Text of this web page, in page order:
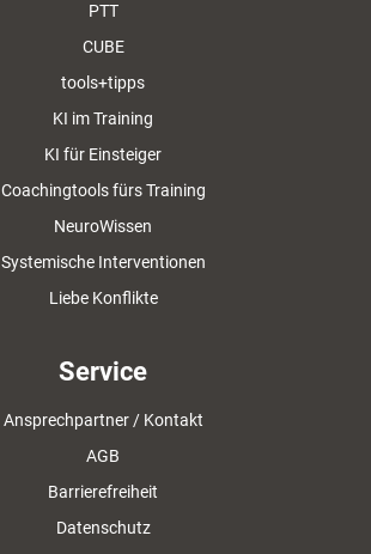
PTT
CUBE
tools+tipps
KI im Training
KI für Einsteiger
Coachingtools fürs Training
NeuroWissen
Systemische Interventionen
Liebe Konflikte
Service
Ansprechpartner / Kontakt
AGB
Barrierefreiheit
Datenschutz